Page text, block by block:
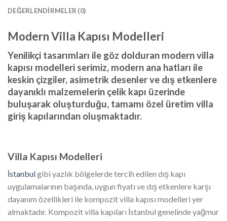
DEĞERLENDIRMELER (0)
Modern Villa Kapısı Modelleri
Yenilikçi tasarımları ile göz dolduran modern villa
kapısı modelleri serimiz, modern ana hatları ile
keskin çizgiler, asimetrik desenler ve dış etkenlere
dayanıklı malzemelerin çelik kapı üzerinde
buluşarak oluşturduğu, tamamı özel üretim villa
giriş kapılarından oluşmaktadır.
Villa Kapısı Modelleri
İstanbulgibi yazlık bölgelerde tercih edilen dış kapı
uygulamalarının başında, uygun fiyatı ve dış etkenlere karşı
dayanım özellikleri ile kompozit villa kapısı modelleri yer
almaktadır. Kompozit villa kapıları İstanbul genelinde yağmur